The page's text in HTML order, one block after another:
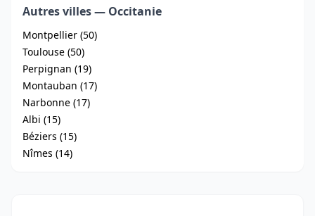
Autres villes — Occitanie
Montpellier (50)
Toulouse (50)
Perpignan (19)
Montauban (17)
Narbonne (17)
Albi (15)
Béziers (15)
Nîmes (14)